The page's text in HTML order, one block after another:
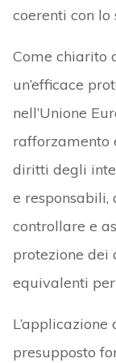
coerenti con lo
Come chiarito
un’efficace
nell’Unione
rafforzamento
diritti degli
e responsabili,
controllare e
protezione dei
equivalenti
presupposto